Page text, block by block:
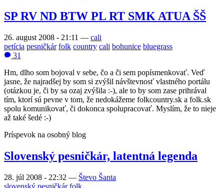
SP RV ND BTW PL RT SMK ATUA ŠŠ
26. august 2008 - 21:11 — cali
petícia pesničkár folk country cali bohunice bluegrass
31
Hm, dlho som bojoval v sebe, čo a či sem popísmenkovať. Veď
jasne, že najradšej by som si zvýšil návštevnosť vlastného portálu
(otázkou je, či by sa ozaj zvýšila :-), ale to by som zase prihrával
tím, ktorí sú pevne v tom, že nedokážeme folkcountry.sk a folk.sk
spolu komunikovať, či dokonca spolupracovať. Myslím, že to nieje
až také šedé :-)
Príspevok na osobný blog
Slovenský pesničkár, latentná legenda
28. júl 2008 - 22:32 — Števo Šanta